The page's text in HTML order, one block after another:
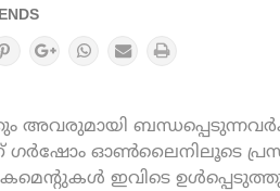
അവരുമായി
ഓൺലൈനിലൂടെ
ഇവിടെ